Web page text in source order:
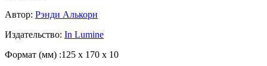
Автор: Рэнди Алькорн
Издательство: In Lumine
Формат (мм) :125 х 170 х 10